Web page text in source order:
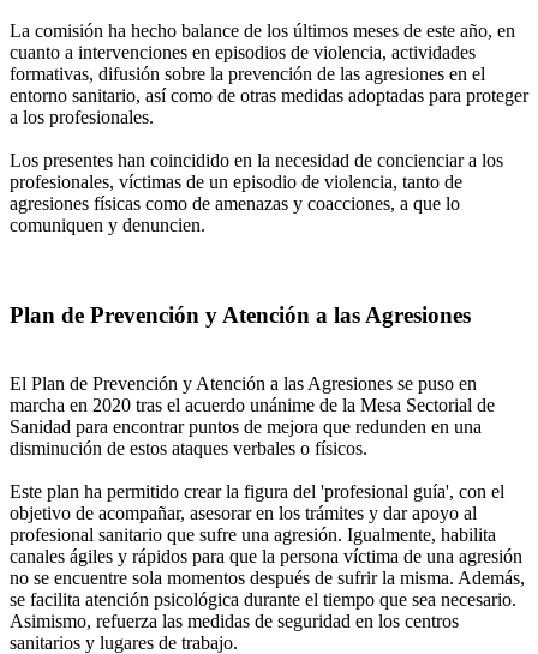
La comisión ha hecho balance de los últimos meses de este año, en
cuanto a intervenciones en episodios de violencia, actividades
formativas, difusión sobre la prevención de las agresiones en el
entorno sanitario, así como de otras medidas adoptadas para proteger
a los profesionales.
Los presentes han coincidido en la necesidad de concienciar a los
profesionales, víctimas de un episodio de violencia, tanto de
agresiones físicas como de amenazas y coacciones, a que lo
comuniquen y denuncien.
Plan de Prevención y Atención a las Agresiones
El Plan de Prevención y Atención a las Agresiones se puso en
marcha en 2020 tras el acuerdo unánime de la Mesa Sectorial de
Sanidad para encontrar puntos de mejora que redunden en una
disminución de estos ataques verbales o físicos.
Este plan ha permitido crear la figura del 'profesional guía', con el
objetivo de acompañar, asesorar en los trámites y dar apoyo al
profesional sanitario que sufre una agresión. Igualmente, habilita
canales ágiles y rápidos para que la persona víctima de una agresión
no se encuentre sola momentos después de sufrir la misma. Además,
se facilita atención psicológica durante el tiempo que sea necesario.
Asimismo, refuerza las medidas de seguridad en los centros
sanitarios y lugares de trabajo.